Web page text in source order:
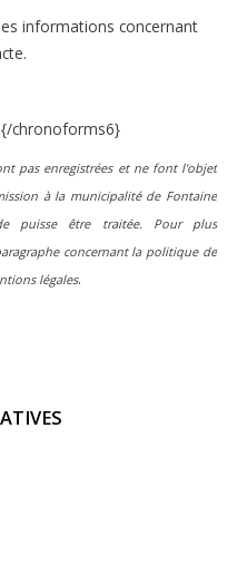
informations concernant
chronoforms6}
pas enregistrées et ne font l'objet
à la municipalité de Fontaine
puisse être traitée. Pour plus
concernant la politique de
légales.